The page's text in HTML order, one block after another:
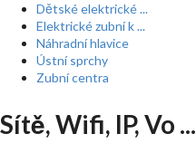
Dětské elektrické ...
Elektrické zubní k ...
Náhradní hlavice
Ústní sprchy
Zubní centra
Sítě, Wifi, IP, Vo ...